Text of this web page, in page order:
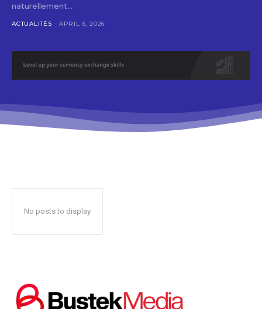
naturellement...
ACTUALITÉS APRIL 6, 2026
No posts to display